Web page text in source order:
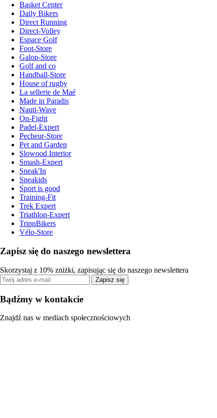
Basket Center
Daily Bikers
Direct Running
Direct-Volley
Espace Golf
Foot-Store
Galop-Store
Golf and co
Handball-Store
House of rugby
La sellerie de Maé
Made in Paradis
Nauti-Wave
On-Fight
Padel-Expert
Pecheur-Store
Pet and Garden
Slowood Interior
Smash-Expert
Sneak'In
Sneakids
Sport is good
Training-Fit
Trek Expert
Triathlon-Expert
TripnBikers
Vélo-Store
Zapisz się do naszego newslettera
Skorzystaj z 10% zniżki, zapisując się do naszego newslettera
Zapisz się
Bądźmy w kontakcie
Znajdź nas w mediach społecznościowych